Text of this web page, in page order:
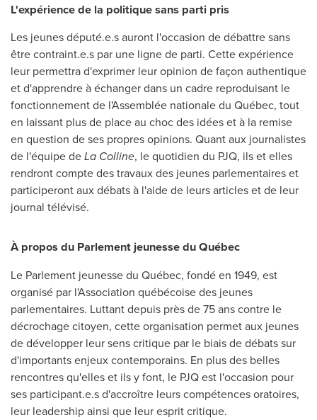
L'expérience de la politique sans parti pris
Les jeunes député.e.s auront l'occasion de débattre sans
être contraint.e.s par une ligne de parti. Cette expérience
leur permettra d'exprimer leur opinion de façon authentique
et d'apprendre à échanger dans un cadre reproduisant le
fonctionnement de l'Assemblée nationale du Québec, tout
en laissant plus de place au choc des idées et à la remise
en question de ses propres opinions. Quant aux journalistes
de l'équipe deLa Colline, le quotidien du PJQ, ils et elles
rendront compte des travaux des jeunes parlementaires et
participeront aux débats à l'aide de leurs articles et de leur
journal télévisé.
À propos du Parlement jeunesse du Québec
Le Parlement jeunesse du Québec, fondé en 1949, est
organisé par l'Association québécoise des jeunes
parlementaires. Luttant depuis près de 75 ans contre le
décrochage citoyen, cette organisation permet aux jeunes
de développer leur sens critique par le biais de débats sur
d'importants enjeux contemporains. En plus des belles
rencontres qu'elles et ils y font, le PJQ est l'occasion pour
ses participant.e.s d'accroître leurs compétences oratoires,
leur leadership ainsi que leur esprit critique.